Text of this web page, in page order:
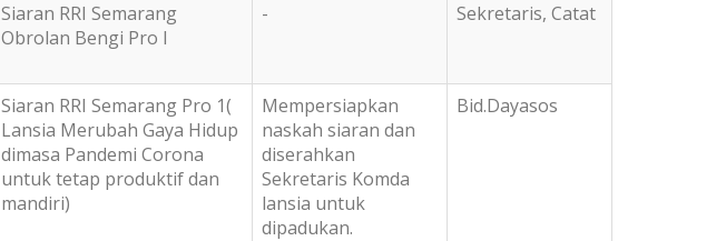
Siaran RRI Semarang
Obrolan Bengi Pro I
- Sekretaris, Catat
Siaran RRI Semarang Pro 1(
Lansia Merubah Gaya Hidup
dimasa Pandemi Corona
untuk tetap produktif dan
mandiri)
Mempersiapkan
naskah siaran dan
diserahkan
Sekretaris Komda
lansia untuk
dipadukan.
Bid.Dayasos